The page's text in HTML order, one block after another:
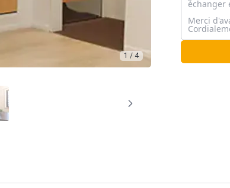
1 / 4